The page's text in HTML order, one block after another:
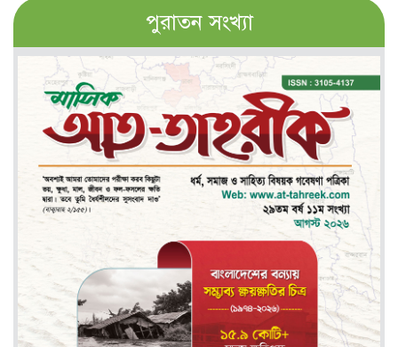
পুরাতন সংখ্যা